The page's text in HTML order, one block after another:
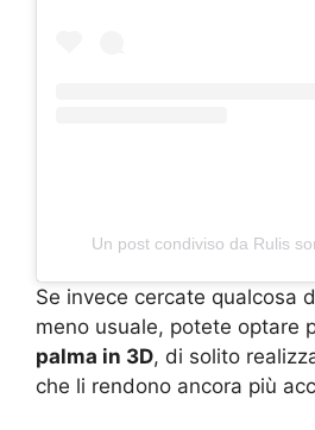
Un post condiviso da Rulis
Se invece cercate qualcosa
meno usuale, potete optare
palma in 3D, di solito
che li rendono ancora più